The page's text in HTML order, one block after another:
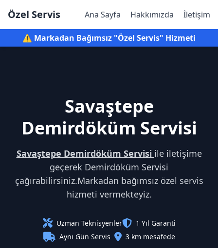
Özel Servis Ana Sayfa Hakkımızda İletişim
⚠️ Markadan Bağımsız "Özel Servis" Hizmeti
Savaştepe
Demirdöküm Servisi
Savaştepe Demirdöküm Servisi ile iletişime
geçerek Demirdöküm Servisi
çağırabilirsiniz.Markadan bağımsız özel servis
hizmeti vermekteyiz.
Uzman Teknisyenler
1 Yıl Garanti
Aynı Gün Servis
3 km mesafede